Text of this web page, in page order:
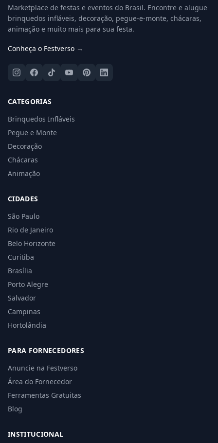
Marketplace de festas e eventos do Brasil. Encontre e alugue
brinquedos infláveis, decoração, pegue-e-monte, chácaras,
animação e muito mais para sua festa.
Conheça o Festverso →
CATEGORIAS
Brinquedos Infláveis
Pegue e Monte
Decoração
Chácaras
Animação
CIDADES
São Paulo
Rio de Janeiro
Belo Horizonte
Curitiba
Brasília
Porto Alegre
Salvador
Campinas
Hortolândia
PARA FORNECEDORES
Anuncie na Festverso
Área do Fornecedor
Ferramentas Gratuitas
Blog
INSTITUCIONAL